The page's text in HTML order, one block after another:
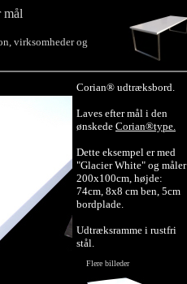
mål
virksomheder og
Corian® udtræksbord.
Laves efter mål i den
ønskede Corian®type.
Dette eksempel er med
"Glacier White" og måler
200x100cm, højde:
74cm, 8x8 cm ben, 5cm
bordplade.
Udtræksramme i rustfri
stål.
Flere billeder